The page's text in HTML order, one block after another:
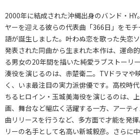
2000年に結成された沖縄出身のバンド・
ヤーを迎える彼らの代表曲「366日」をモ
語が誕生しました。叶わぬ恋を歌った失恋
発表された同曲から生まれた本作は、運命
る男女の20年間を描いた純愛ラブストーリ
湊役を演じるのは、赤楚衛二。TVドラマや
く、いま最注目の実力派俳優です。高校時
ちるヒロイン・玉城美海役を演じるのは、
画、舞台など幅広く活躍する一方、アーテ
曲リリースを行うなど、多方面で才能を発
リーの名手として名高い新城毅彦。さらに